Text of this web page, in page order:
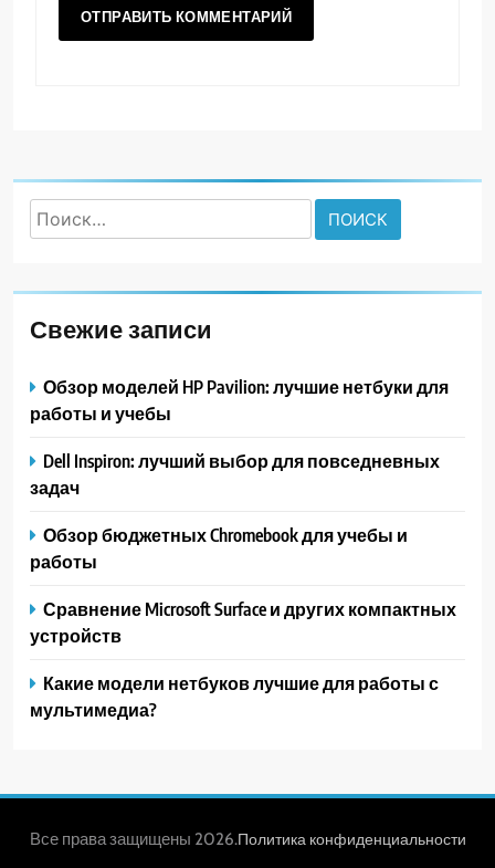
Найти:
Свежие записи
Обзор моделей HP Pavilion: лучшие нетбуки для
работы и учебы
Dell Inspiron: лучший выбор для повседневных
задач
Обзор бюджетных Chromebook для учебы и
работы
Сравнение Microsoft Surface и других компактных
устройств
Какие модели нетбуков лучшие для работы с
мультимедиа?
Все права защищены 2026.Политика конфиденциальности